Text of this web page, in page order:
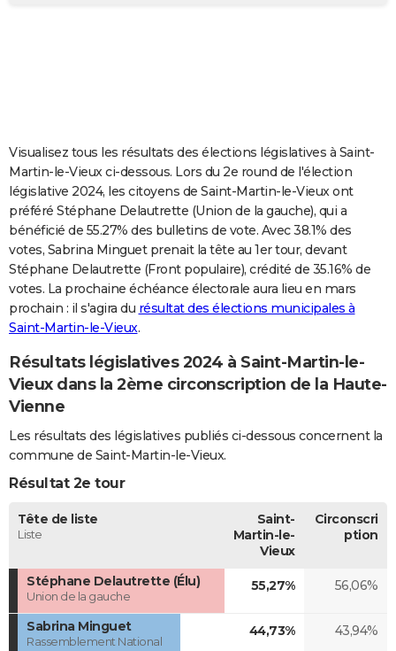
Carte de Noël
Carte Bonne année
Carte Saint-Valentin
Carte Pâques
Carte d'anniversaire
DICTIONNAIRE
Dictionnaire
Biographies
Citations
Expressions
Proverbes
PROGRAMME TV
COPAINS D'AVANT
S'inscrire
Se connecter
Lycées
Collèges
Primaires
Universités
Entreprises
Service militaire
Avis de recherche
AVIS DE DÉCÈS
FORUM
Visualisez tous les résultats des élections législatives à Saint-
Martin-le-Vieux ci-dessous. Lors du 2e round de l'élection
législative 2024, les citoyens de Saint-Martin-le-Vieux ont
préféré Stéphane Delautrette (Union de la gauche), qui a
bénéficié de 55.27% des bulletins de vote. Avec 38.1% des
votes, Sabrina Minguet prenait la tête au 1er tour, devant
Stéphane Delautrette (Front populaire), crédité de 35.16% de
votes. La prochaine échéance électorale aura lieu en mars
prochain : il s'agira du résultat des élections municipales à
Saint-Martin-le-Vieux.
Résultats législatives 2024 à Saint-Martin-le-
Vieux dans la 2ème circonscription de la Haute-
Vienne
Les résultats des législatives publiés ci-dessous concernent la
commune de Saint-Martin-le-Vieux.
Résultat 2e tour
Tête de liste
Liste
Saint-
Martin-le-
Vieux
Circonscri
ption
Stéphane Delautrette (Élu)
Union de la gauche
55,27% 56,06%
Sabrina Minguet
Rassemblement National
44,73% 43,94%